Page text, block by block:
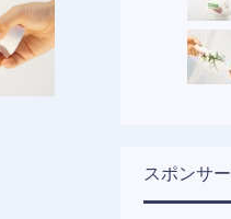
スポンサー